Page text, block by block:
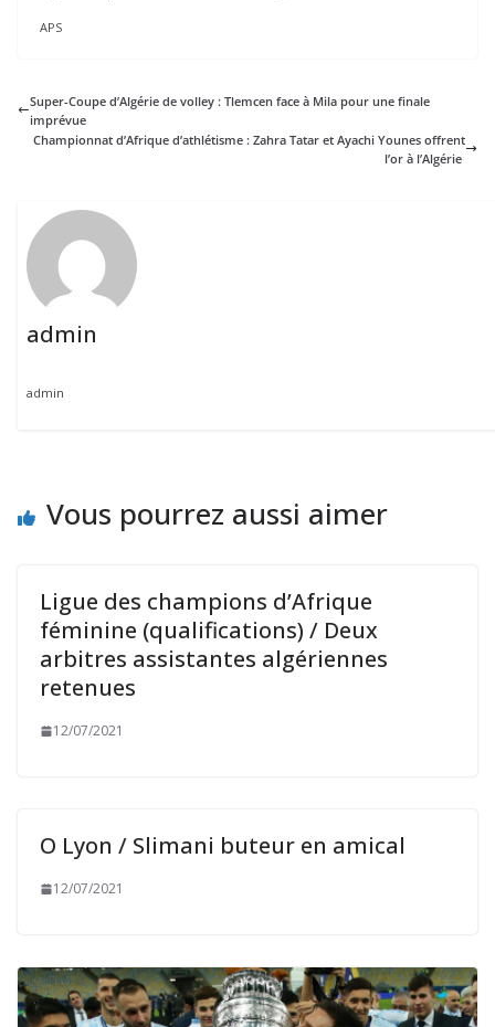
APS
Super-Coupe d’Algérie de volley : Tlemcen face à Mila pour une finale
imprévue
Championnat d’Afrique d’athlétisme : Zahra Tatar et Ayachi Younes offrent
l’or à l’Algérie
admin
admin
Vous pourrez aussi aimer
Ligue des champions d’Afrique
féminine (qualifications) / Deux
arbitres assistantes algériennes
retenues
12/07/2021
O Lyon / Slimani buteur en amical
12/07/2021